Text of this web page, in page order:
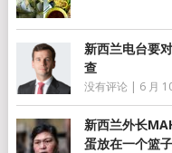
新西兰电台要
查
没有评论 | 6 月
新西兰外长
蛋放在一个篮